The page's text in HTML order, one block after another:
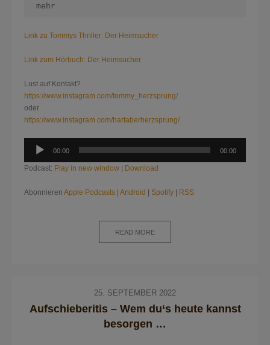
mehr
Link zu Tommys Thriller: Der Heimsucher
Link zum Hörbuch: Der Heimsucher
Lust auf Kontakt?
https://www.instagram.com/tommy_herzsprung/
oder
https://www.instagram.com/hartaberherzsprung/
Audio-
00:00 00:00
Podcast: Play in new window Download
Abonnieren Apple Podcasts Android Spotify RSS
READ MORE
25. SEPTEMBER 2022
Aufschieberitis – Wem du‘s heute kannst
besorgen …